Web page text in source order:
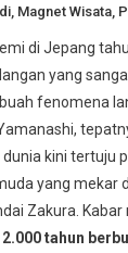
Magnet Wisata
di Jepang
yang
fenomena
kini tertuju
yang mekar
Zakura. Kabar
tahun